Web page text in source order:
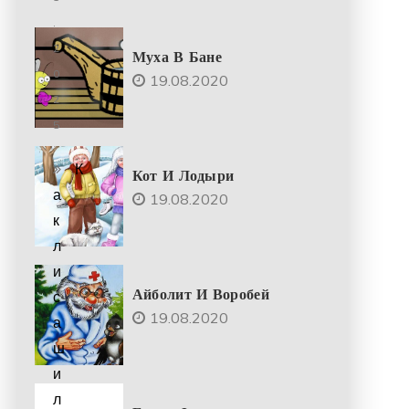
Муха В Бане
19.08.2020
Кот И Лодыри
19.08.2020
Айболит И Воробей
19.08.2020
.
2
0
2
5
К
а
к
л
и
с
а
ш
и
л